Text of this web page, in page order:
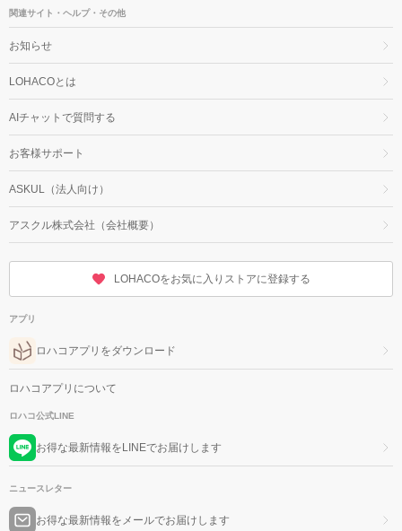
関連サイト・ヘルプ・その他
お知らせ
LOHACOとは
AIチャットで質問する
お客様サポート
ASKUL（法人向け）
アスクル株式会社（会社概要）
LOHACOをお気に入りストアに登録する
アプリ
ロハコアプリをダウンロード
ロハコアプリについて
ロハコ公式LINE
お得な最新情報をLINEでお届けします
ニュースレター
お得な最新情報をメールでお届けします